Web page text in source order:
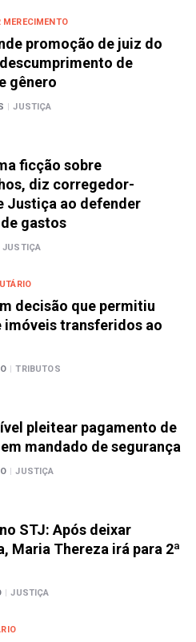
MERECIMENTO
promoção de juiz do
de
gênero
| JUSTIÇA
ficção sobre
diz corregedor-
Justiça ao defender
gastos
JUSTIÇA
decisão que permitiu
imóveis transferidos ao
| TRIBUTOS
pleitear pagamento de
mandado de segurança
| JUSTIÇA
STJ: Após deixar
Maria Thereza irá para 2ª
| JUSTIÇA